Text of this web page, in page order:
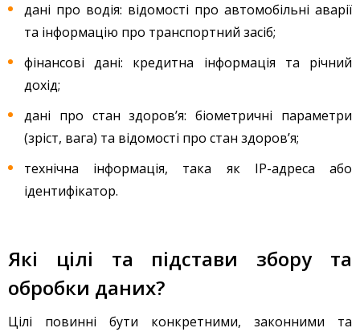
дані про водія: відомості про автомобільні аварії
та інформацію про транспортний засіб;
фінансові дані: кредитна інформація та річний
дохід;
дані про стан здоров’я: біометричні параметри
(зріст, вага) та відомості про стан здоров’я;
технічна інформація, така як IP-адреса або
ідентифікатор.
Які цілі та підстави збору та
обробки даних?
Цілі повинні бути конкретними, законними та